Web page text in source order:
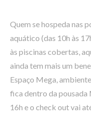
Quem se hospeda nas
aquático (das 10h às
às piscinas cobertas,
ainda tem mais um
Espaço Mega,
fica dentro da pousada
16h e o check out vai